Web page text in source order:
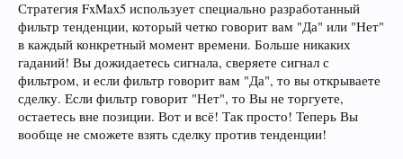
Стратегия FxMax5 использует специально разработанный
фильтр тенденции, который четко говорит вам "Да" или "Нет"
в каждый конкретный момент времени. Больше никаких
гаданий! Вы дожидаетесь сигнала, сверяете сигнал с
фильтром, и если фильтр говорит вам "Да", то вы открываете
сделку. Если фильтр говорит "Нет", то Вы не торгуете,
остаетесь вне позиции. Вот и всё! Так просто! Теперь Вы
вообще не сможете взять сделку против тенденции!